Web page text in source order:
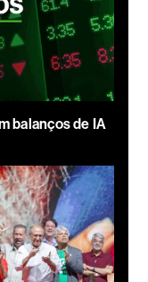
balanços de IA